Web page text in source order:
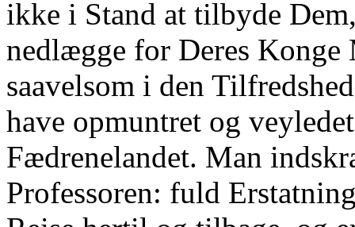
ikke i Stand at tilbyde
nedlægge for Deres
saavelsom i den
have opmuntret og
Fædrenelandet. Man
Professoren: fuld